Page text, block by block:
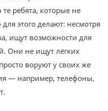
ребята, которые не
для этого делают: несмотря
ищут возможности для
Они не ищут лёгких
воруют у своих же
— например, телефоны,